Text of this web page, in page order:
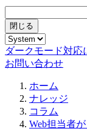
閉じる
ダークモード対応
お問い合わせ
ホーム
ナレッジ
コラム
Web担当者